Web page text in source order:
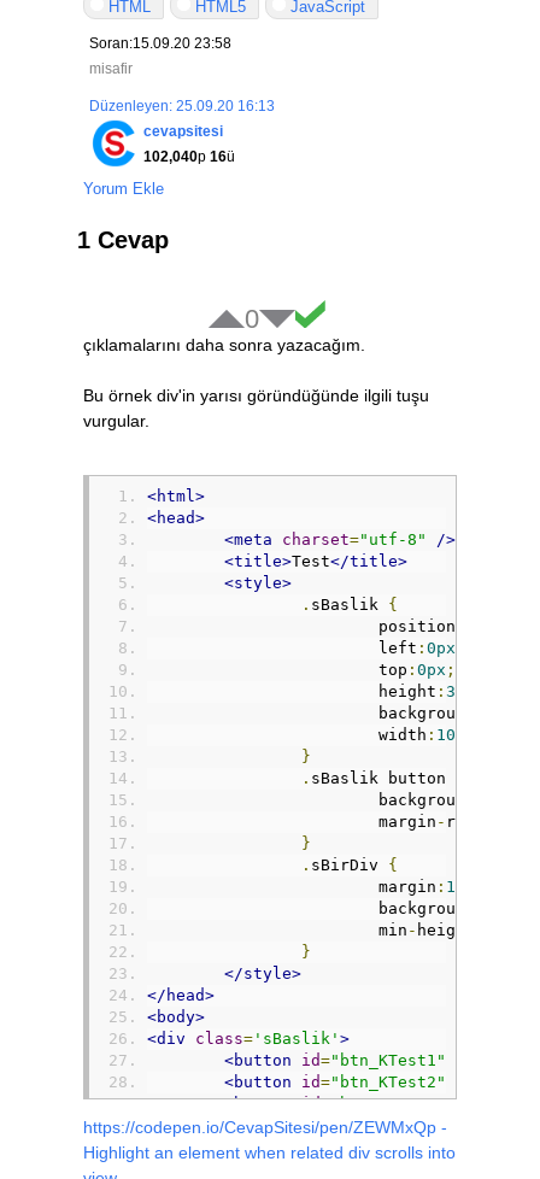
HTML HTML5 JavaScript
Soran:15.09.20 23:58
misafir
Düzenleyen: 25.09.20 16:13
cevapsitesi
102,040p 16ü
Yorum Ekle
1 Cevap
0
çıklamalarını daha sonra yazacağım.
Bu örnek div'in yarısı göründüğünde ilgili tuşu
vurgular.
<html>
<head>
<meta
charset="utf-8"
/>
<title>Test</title>
<style>
. sBaslik {
			position
			left
: 0px
			top
: 0px ;
			height
: 30px
			background
			width
: 100
}
. sBaslik button
			background
			margin
- right
}
. sBirDiv {
			margin
: 10px
			background
			min
- height
}
</style>
</head>
<body>
<div
class= 'sBaslik' >
<button
id="btn_KTest1"
<button
id="btn_KTest2"
<button id="btn_KTest3" class
<button id="btn_KTest4"
</div>
https://codepen.io/CevapSitesi/pen/ZEWMxQp -
Highlight an element when related div scrolls into